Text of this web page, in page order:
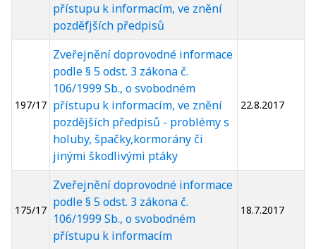
přístupu k informacím, ve znění
pozděfjších předpisů
197/17
Zveřejnění doprovodné informace
podle § 5 odst. 3 zákona č.
106/1999 Sb., o svobodném
přístupu k informacím, ve znění
pozdějších předpisů - problémy s
holuby, špačky,kormorány či
jinými škodlivými ptáky
22.8.2017
175/17
Zveřejnění doprovodné informace
podle § 5 odst. 3 zákona č.
106/1999 Sb., o svobodném
přístupu k informacím
18.7.2017